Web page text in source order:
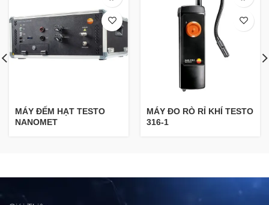
MÁY ĐẾM HẠT TESTO
NANOMET
MÁY ĐO RÒ RỈ KHÍ TESTO
316-1